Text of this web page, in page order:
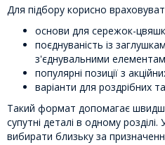
Для підбору корисно
основи для сережок-
поєднуваність із
з'єднувальними
популярні позиції з
варіанти для роздрібних
Такий формат допомагає
супутні деталі в одному розділі.
вибирати близьку за